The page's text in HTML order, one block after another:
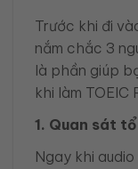
Trước khi đi
nắm chắc 3
là phần giúp
khi làm TOEIC
1. Quan sát
Ngay khi